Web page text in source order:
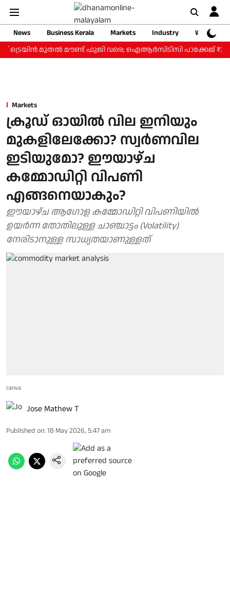
News Business Kerala Markets Industry
Web
മുതല്‍ മൗണ്ട് ഫുജി വരെ; ഐആര്‍സിടിസി പാക്കേജ് ₹3.46
Markets
ക്രൂഡ് ഓയിൽ വില ഇനിയും
മുകളിലേക്കോ? സ്വർണവില
ഇടിയുമോ? ഈയാഴ്ച
കമ്മോഡിറ്റി വിപണി
എങ്ങനെയാകും?
ഈയാഴ്ച ആഗോള കമ്മോഡിറ്റി വിപണിയിൽ
ഉയർന്ന തോതിലുള്ള ചാഞ്ചാട്ടം (Volatility)
നേരിടാനുള്ള സാധ്യതയാണുള്ളത്
canva
Jose Mathew T
Published on: 18 May 2026, 5:47 am